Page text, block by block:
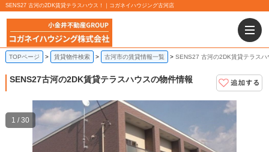
SENS27 古河の2DK賃貸テラスハウス！｜コガネイハウジング古河店
TOPページ 賃貸物件検索 古河市の賃貸情報一覧 SENS27 古河の2DK賃貸テラスハ
SENS27古河の2DK賃貸テラスハウスの物件情報
1 / 30